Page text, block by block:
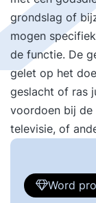
grondslag of
mogen
de functie. De
gelet op het
geslacht of ras
voordoen bij de
televisie, of
Word pro